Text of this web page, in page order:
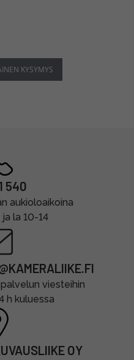
KYSYMYS
540
aukioloaikoina
la 10-14
viesteihin
h kuluessa
OY